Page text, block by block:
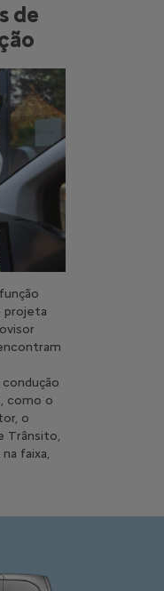
de
projeta
como o
o
Trânsito,
faixa,